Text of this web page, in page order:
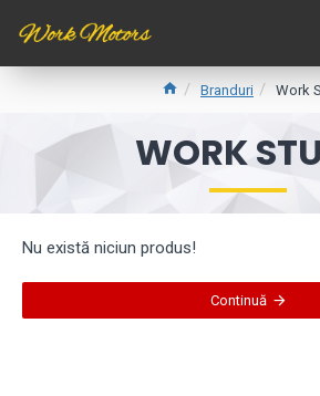
Branduri Work
WORK
Nu există niciun produs!
Continuă